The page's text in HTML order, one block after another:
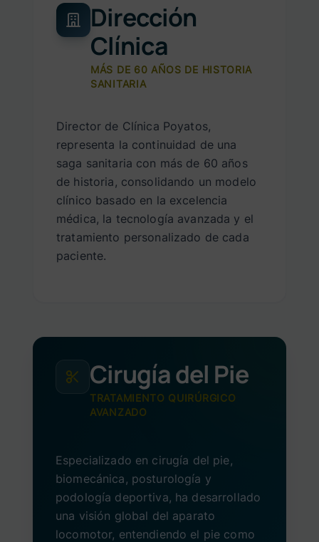
Dirección
Clínica
MÁS DE 60 AÑOS DE HISTORIA
SANITARIA
Director de Clínica Poyatos,
representa la continuidad de una
saga sanitaria con más de 60 años
de historia, consolidando un modelo
clínico basado en la excelencia
médica, la tecnología avanzada y el
tratamiento personalizado de cada
paciente.
Cirugía del Pie
TRATAMIENTO QUIRÚRGICO
AVANZADO
Especializado en cirugía del pie,
biomecánica, posturología y
podología deportiva, ha desarrollado
una visión global del aparato
locomotor, entendiendo el pie como